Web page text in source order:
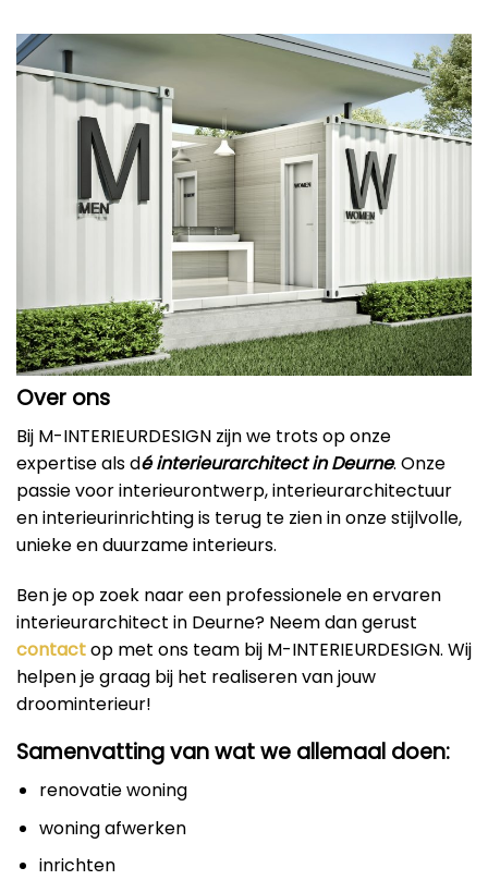
Over ons
Bij M-INTERIEURDESIGN zijn we trots op onze
expertise als dé interieurarchitect in Deurne. Onze
passie voor interieurontwerp, interieurarchitectuur
en interieurinrichting is terug te zien in onze stijlvolle,
unieke en duurzame interieurs.
Ben je op zoek naar een professionele en ervaren
interieurarchitect in Deurne? Neem dan gerust
contactop met ons team bij M-INTERIEURDESIGN. Wij
helpen je graag bij het realiseren van jouw
droominterieur!
Samenvatting van wat we allemaal doen:
renovatie woning
woning afwerken
inrichten